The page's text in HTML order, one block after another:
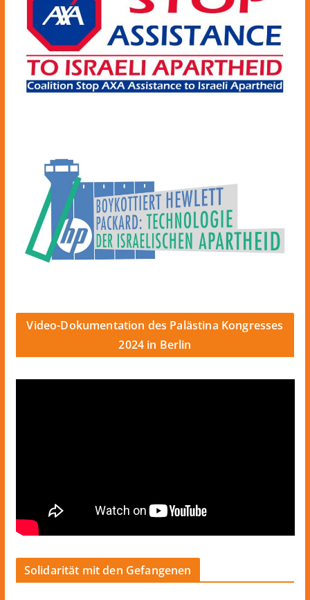
Video-Dokumentation des Palästina Kongresses
2024 in Berlin
Solidarität mit den Gefangenen